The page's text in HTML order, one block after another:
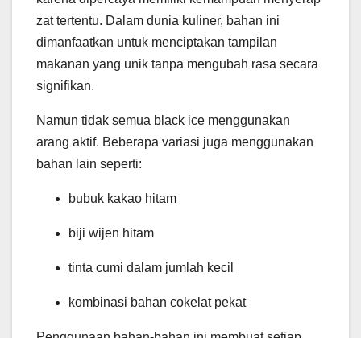
zat tertentu. Dalam dunia kuliner, bahan ini
dimanfaatkan untuk menciptakan tampilan
makanan yang unik tanpa mengubah rasa secara
signifikan.
Namun tidak semua black ice menggunakan
arang aktif. Beberapa variasi juga menggunakan
bahan lain seperti:
bubuk kakao hitam
biji wijen hitam
tinta cumi dalam jumlah kecil
kombinasi bahan cokelat pekat